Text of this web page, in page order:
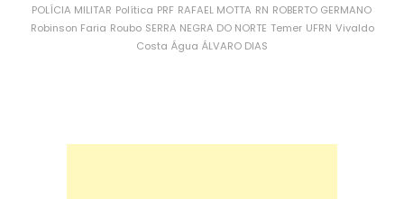
POLÍCIA MILITAR Política PRF RAFAEL MOTTA RN ROBERTO GERMANO
Robinson Faria Roubo SERRA NEGRA DO NORTE Temer UFRN Vivaldo
Costa Água ÁLVARO DIAS